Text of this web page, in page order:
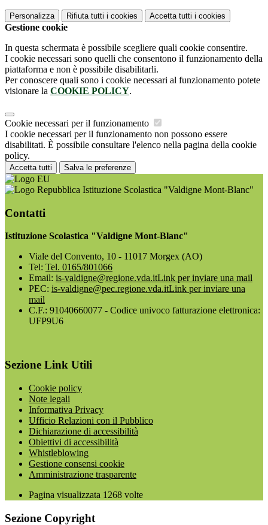
Personalizza Rifiuta tutti i cookies Accetta tutti i cookies
Gestione cookie
In questa schermata è possibile scegliere quali cookie consentire.
I cookie necessari sono quelli che consentono il funzionamento della
piattaforma e non è possibile disabilitarli.
Per conoscere quali sono i cookie necessari al funzionamento potete
visionare la COOKIE POLICY.
Cookie necessari per il funzionamento
I cookie necessari per il funzionamento non possono essere
disabilitati. È possibile consultare l'elenco nella pagina della cookie
policy.
Accetta tutti Salva le preferenze
Istituzione Scolastica "Valdigne Mont-Blanc"
Contatti
Istituzione Scolastica "Valdigne Mont-Blanc"
Viale del Convento, 10 - 11017 Morgex (AO)
Tel: Tel. 0165/801066
Email: is-valdigne@regione.vda.itLink per inviare una mail
PEC: is-valdigne@pec.regione.vda.itLink per inviare una
mail
C.F.: 91040660077 - Codice univoco fatturazione elettronica:
UFP9U6
Sezione Link Utili
Cookie policy
Note legali
Informativa Privacy
Ufficio Relazioni con il Pubblico
Dichiarazione di accessibilità
Obiettivi di accessibilità
Whistleblowing
Gestione consensi cookie
Amministrazione trasparente
Pagina visualizzata 1268 volte
Sezione Copyright